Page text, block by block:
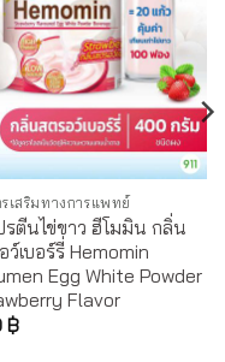
เสริมทางการแพทย์
รตีนไข่ขาว ฮีโมมิน กลิ่น
ว์เบอร์รี่ Hemomin
Egg White Powder
Flavor
฿